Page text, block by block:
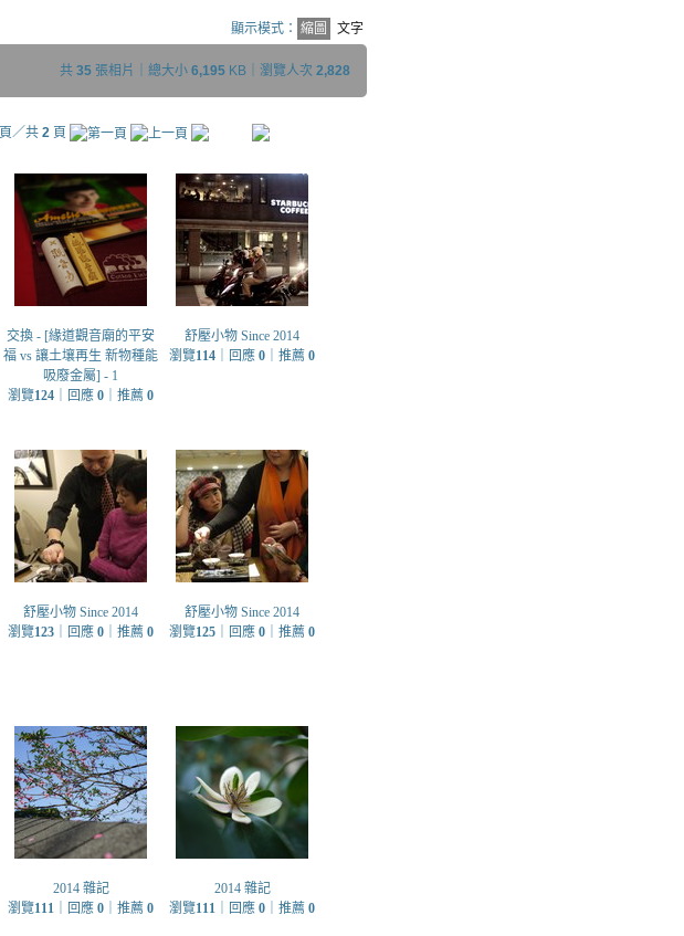
顯示模式： 縮圖 文字
共 35 張相片｜總大小 6,195 KB｜瀏覽人次 2,828
頁／共 2 頁
交換 - [緣道觀音廟的平安
福 vs 讓土壤再生 新物種能
吸廢金屬] - 1
瀏覽124 ｜回應 0 ｜推薦 0
舒壓小物 Since 2014
瀏覽114 ｜回應 0 ｜推薦 0
舒壓小物 Since 2014
瀏覽123 ｜回應 0 ｜推薦 0
舒壓小物 Since 2014
瀏覽125 ｜回應 0 ｜推薦 0
2014 雜記
瀏覽111 ｜回應 0 ｜推薦 0
2014 雜記
瀏覽111 ｜回應 0 ｜推薦 0